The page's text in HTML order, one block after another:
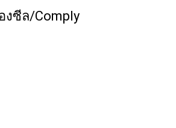
งซีล/Comply